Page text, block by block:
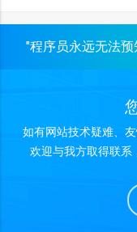
"程序员永远无法
如有网站技术疑难、
欢迎与我方取得联系